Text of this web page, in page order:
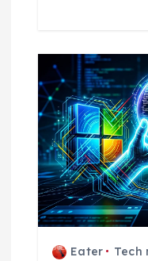
Eater
Tech